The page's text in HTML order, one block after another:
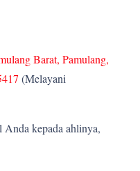
Barat, Pamulang,
(Melayani
Anda kepada ahlinya,